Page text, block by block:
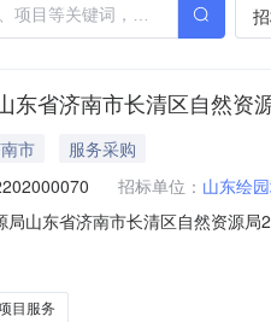
东省济南市长清区自然
市
服务采购
招标单位： 山东绘
局山东省济南市长清区自然资源
包山东省济南市长清区自然资源
目服务